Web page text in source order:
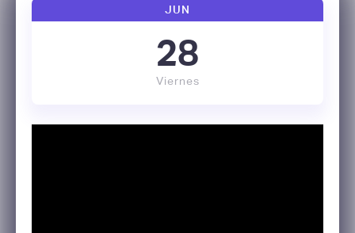
JUN
28
Viernes